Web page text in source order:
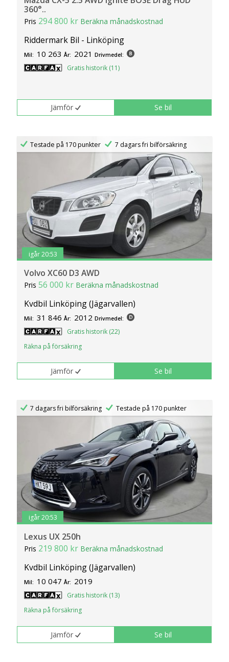
360°..
Pris 294 800 kr Beräkna månadskostnad
Riddermark Bil - Linköping
Mil: 10 263 År: 2021 Drivmedel:
Gratis historik (11)
Jämför Se bil
Testade på 170 punkter 7 dagars fri bilförsäkring
igår 20:53
Volvo XC60 D3 AWD
Pris56 000 kr Beräkna månadskostnad
Kvdbil Linköping (Jägarvallen)
Mil: 31 846 År: 2012 Drivmedel:
Gratis historik (22)
Räkna på försäkring
Jämför Se bil
7 dagars fri bilförsäkring Testade på 170 punkter
igår 20:53
Lexus UX 250h
Pris 219 800 kr Beräkna månadskostnad
Kvdbil Linköping (Jägarvallen)
Mil: 10 047 År: 2019
Gratis historik (13)
Räkna på försäkring
Jämför Se bil